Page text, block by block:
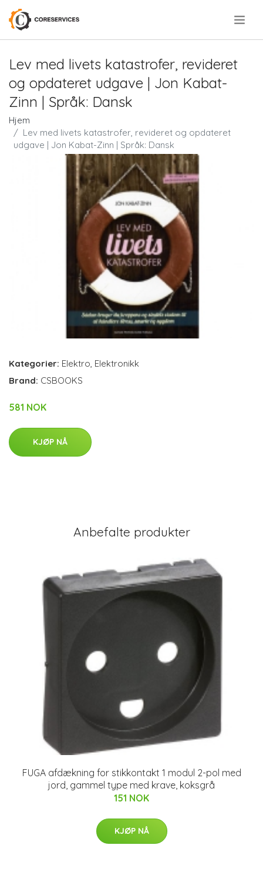
Lev med livets katastrofer, revideret
og opdateret udgave | Jon Kabat-
Zinn | Språk: Dansk
Hjem
Lev med livets katastrofer, revideret og opdateret
udgave | Jon Kabat-Zinn | Språk: Dansk
Kategorier: Elektro Elektronikk
Brand: CSBOOKS
581 NOK
KJØP NÅ
Anbefalte produkter
FUGA afdækning for stikkontakt 1 modul 2-pol med
jord, gammel type med krave, koksgrå
151 NOK
KJØP NÅ